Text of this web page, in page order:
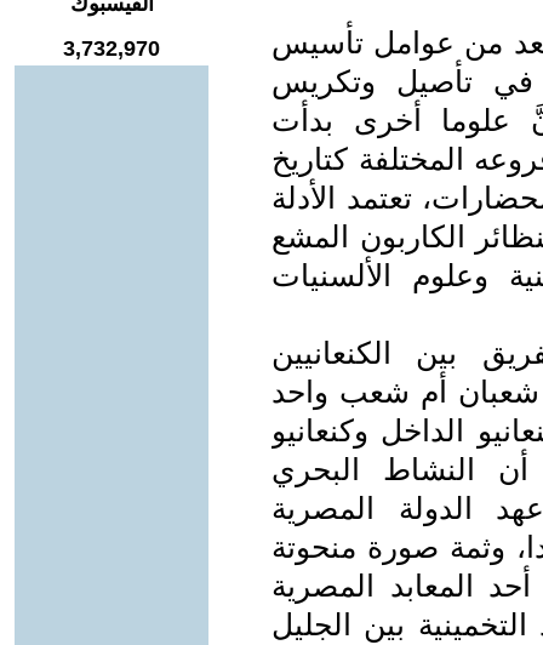
يعد من عوامل تأسيس
في تأصيل وتكريس
علوما أخرى بدأت
المختلفة كتاريخ
تعتمد الأدلة
الكاربون المشع
وعلوم الألسنيات
بين الكنعانيين
شعبان أم شعب واحد
الداخل وكنعانيو
أن النشاط البحري
الدولة المصرية
ق.م) فصاعدا، وثمة صورة منحوتة
المعابد المصرية
الحدود التخمينية بين الجليل
3,732,970